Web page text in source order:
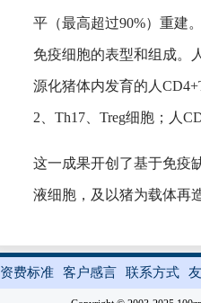
平（最高超过90%）重建
免疫细胞的表型和组成。
源化猪体内发育的人
2、Th17、Treg细胞；人
这一成果开创了基于免疫
液细胞，及以猪为载体再
资费标准 客户感言 联系方式